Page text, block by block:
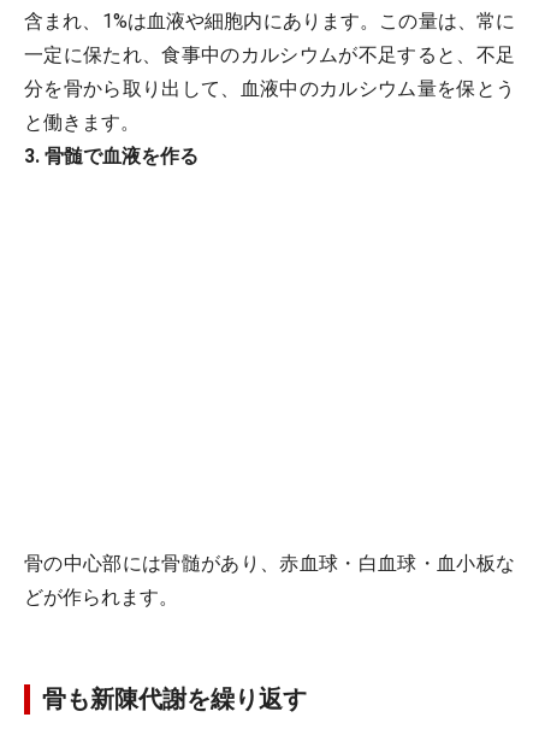
含まれ、1%は血液や細胞内にあります。この量は、常に
一定に保たれ、食事中のカルシウムが不足すると、不足
分を骨から取り出して、血液中のカルシウム量を保とう
と働きます。
3. 骨髄で血液を作る
骨の中心部には骨髄があり、赤血球・白血球・血小板な
どが作られます。
骨も新陳代謝を繰り返す